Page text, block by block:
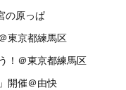
原っぱ
京都練馬区
＠東京都練馬区
開催＠由快